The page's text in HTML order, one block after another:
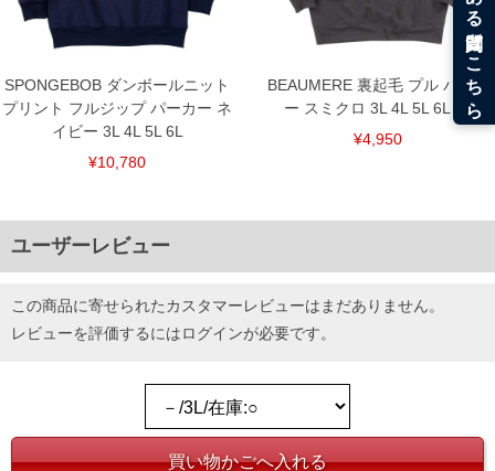
SPONGEBOB ダンボールニット
プリント フルジップ パーカー ネ
イビー 3L 4L 5L 6L
¥10,780
BEAUMERE 裏起毛 プル パーカ
ー スミクロ 3L 4L 5L 6L 8L
¥4,950
ユーザーレビュー
この商品に寄せられたカスタマーレビューはまだありません。
レビューを評価するにはログインが必要です。